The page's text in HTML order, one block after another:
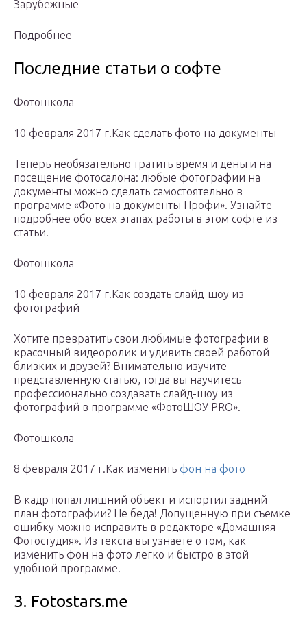
Зарубежные
Подробнее
Последние статьи о софте
Фотошкола
10 февраля 2017 г.Как сделать фото на документы
Теперь необязательно тратить время и деньги на
посещение фотосалона: любые фотографии на
документы можно сделать самостоятельно в
программе «Фото на документы Профи». Узнайте
подробнее обо всех этапах работы в этом софте из
статьи.
Фотошкола
10 февраля 2017 г.Как создать слайд-шоу из
фотографий
Хотите превратить свои любимые фотографии в
красочный видеоролик и удивить своей работой
близких и друзей? Внимательно изучите
представленную статью, тогда вы научитесь
профессионально создавать слайд-шоу из
фотографий в программе «ФотоШОУ PRO».
Фотошкола
8 февраля 2017 г.Как изменить фон на фото
В кадр попал лишний объект и испортил задний
план фотографии? Не беда! Допущенную при съемке
ошибку можно исправить в редакторе «Домашняя
Фотостудия». Из текста вы узнаете о том, как
изменить фон на фото легко и быстро в этой
удобной программе.
3. Fotostars.me